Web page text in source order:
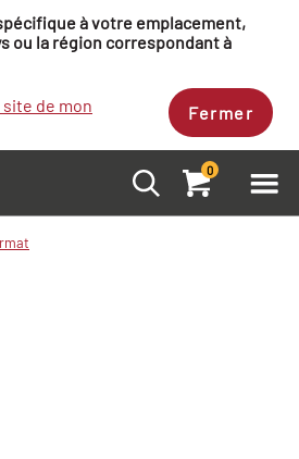
à votre emplacement,
ou la région correspondant à
de mon Fermer
0